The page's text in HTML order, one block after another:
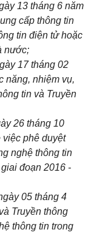
13 tháng 6 năm
cấp thông tin
tin điện tử hoặc
nước;
17 tháng 02
năng, nhiệm vụ,
tin và Truyền
26 tháng 10
phê duyệt
nghệ thông tin
đoạn 2016 -
05 tháng 4
Truyền thông
thông tin trong